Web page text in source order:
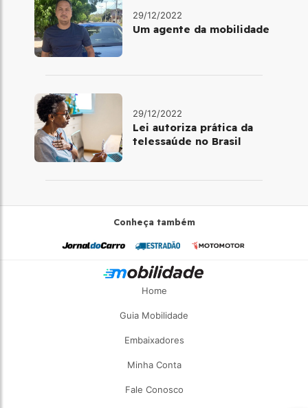
29/12/2022
Um agente da mobilidade
29/12/2022
Lei autoriza prática da
telessaúde no Brasil
Conheça também
Home
Guia Mobilidade
Embaixadores
Minha Conta
Fale Conosco